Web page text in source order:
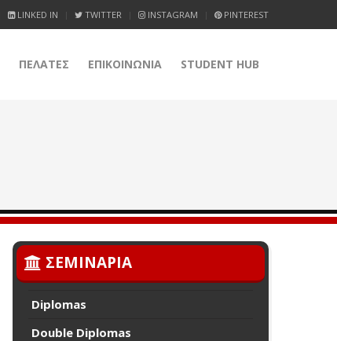
LINKED IN TWITTER INSTAGRAM PINTEREST
ΠΕΛΑΤΕΣ ΕΠΙΚΟΙΝΩΝΙΑ STUDENT HUB
ΣΕΜΙΝΑΡΙΑ
Diplomas
Double Diplomas